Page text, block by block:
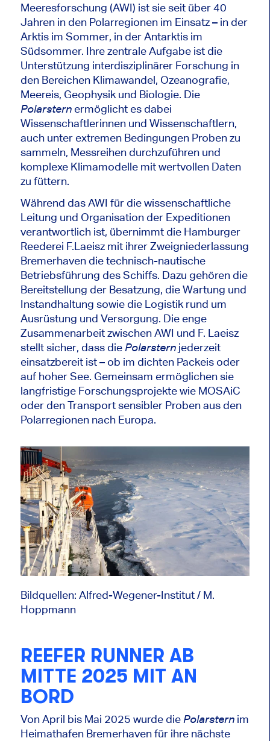
Meeresforschung (AWI) ist sie seit über 40
Jahren in den Polarregionen im Einsatz – in der
Arktis im Sommer, in der Antarktis im
Südsommer. Ihre zentrale Aufgabe ist die
Unterstützung interdisziplinärer Forschung in
den Bereichen Klimawandel, Ozeanografie,
Meereis, Geophysik und Biologie. Die
Polarsternermöglicht es dabei
Wissenschaftlerinnen und Wissenschaftlern,
auch unter extremen Bedingungen Proben zu
sammeln, Messreihen durchzuführen und
komplexe Klimamodelle mit wertvollen Daten
zu füttern.
Während das AWI für die wissenschaftliche
Leitung und Organisation der Expeditionen
verantwortlich ist, übernimmt die Hamburger
Reederei F.Laeisz mit ihrer Zweigniederlassung
Bremerhaven die technisch-nautische
Betriebsführung des Schiffs. Dazu gehören die
Bereitstellung der Besatzung, die Wartung und
Instandhaltung sowie die Logistik rund um
Ausrüstung und Versorgung. Die enge
Zusammenarbeit zwischen AWI und F. Laeisz
stellt sicher, dass die Polarsternjederzeit
einsatzbereit ist – ob im dichten Packeis oder
auf hoher See. Gemeinsam ermöglichen sie
langfristige Forschungsprojekte wie MOSAiC
oder den Transport sensibler Proben aus den
Polarregionen nach Europa.
Bildquellen: Alfred-Wegener-Institut / M.
Hoppmann
REEFER RUNNER AB
MITTE 2025 MIT AN
BORD
Von April bis Mai 2025 wurde die Polarsternim
Heimathafen Bremerhaven für ihre nächste